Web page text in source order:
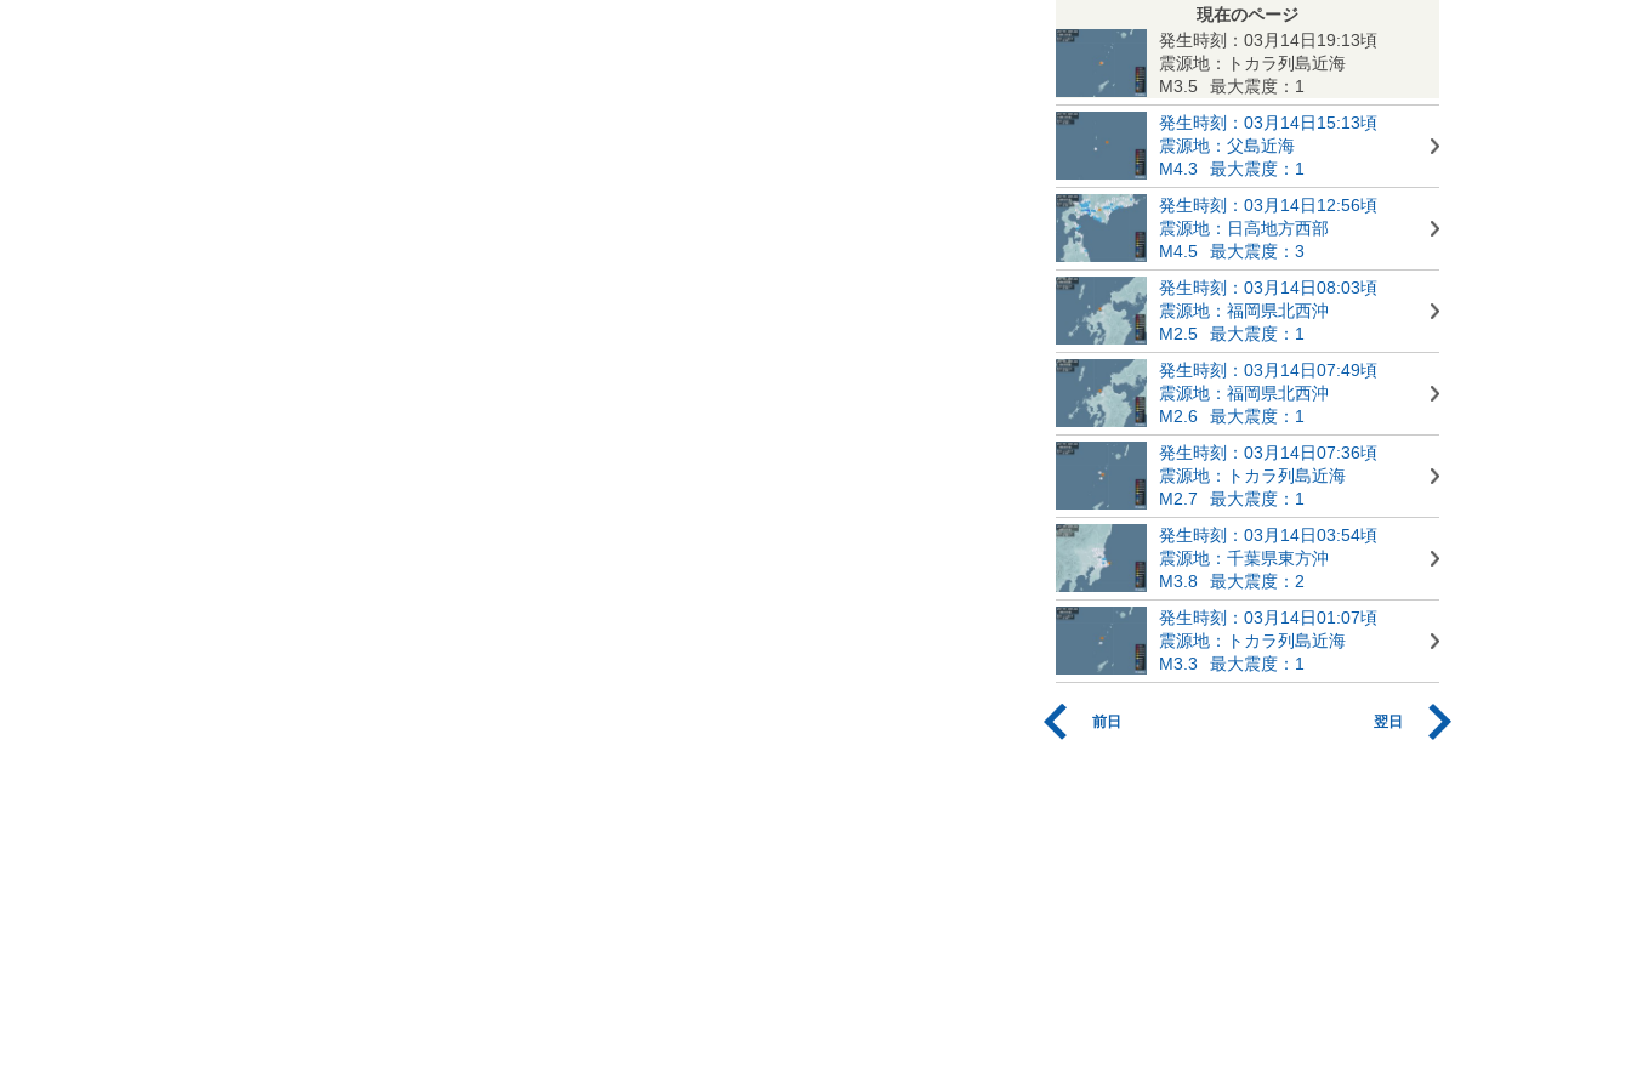
現在のページ
発生時刻：03月14日19:13頃
震源地：トカラ列島近海
M3.5
最大震度：1
発生時刻：03月14日15:13頃
震源地：父島近海
M4.3
最大震度：1
発生時刻：03月14日12:56頃
震源地：日高地方西部
M4.5
最大震度：3
発生時刻：03月14日08:03頃
震源地：福岡県北西沖
M2.5
最大震度：1
発生時刻：03月14日07:49頃
震源地：福岡県北西沖
M2.6
最大震度：1
発生時刻：03月14日07:36頃
震源地：トカラ列島近海
M2.7
最大震度：1
発生時刻：03月14日03:54頃
震源地：千葉県東方沖
M3.8
最大震度：2
発生時刻：03月14日01:07頃
震源地：トカラ列島近海
M3.3
最大震度：1
前日 翌日